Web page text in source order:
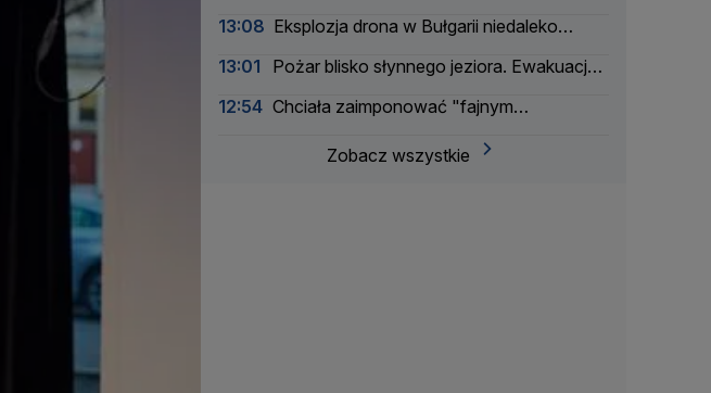
13:08 Eksplozja drona w Bułgarii niedaleko
13:01
Pożar blisko słynnego jeziora. Ewakuacja
12:54 Chciała zaimponować "fajnym
Zobacz wszystkie